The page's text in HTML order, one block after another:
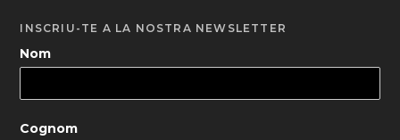
INSCRIU-TE A LA NOSTRA NEWSLETTER
Nom
Cognom